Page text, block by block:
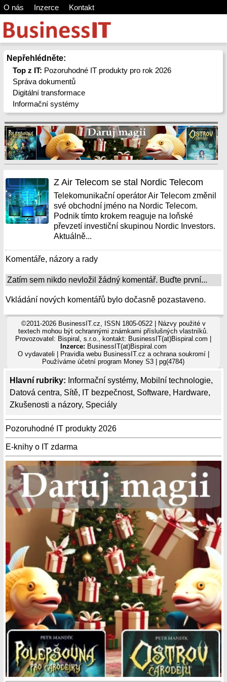
O nás Inzerce Kontakt
Nepřehlédněte:
Top z IT: Pozoruhodné IT produkty pro rok 2026
Správa dokumentů
Digitální transformace
Informační systémy
Hlavní rubriky: Informační systémy, Mobilní technologie,
Datová centra, Sítě, IT bezpečnost, Software, Hardware,
Zkušenosti a názory, Speciály
Pozoruhodné IT produkty 2026
E-knihy o IT zdarma
Z Air Telecom se stal Nordic Telecom
Telekomunikační operátor Air Telecom změnil
své obchodní jméno na Nordic Telecom.
Podnik tímto krokem reaguje na loňské
převzetí investiční skupinou Nordic Investors.
Aktuálně...
Komentáře, názory a rady
Zatím sem nikdo nevložil žádný komentář. Buďte první...
Vkládání nových komentářů bylo dočasně pozastaveno.
©2011-2026 BusinessIT.cz, ISSN 1805-0522 | Názvy použité v
textech mohou být ochrannými známkami příslušných vlastníků.
Provozovatel: Bispiral, s.r.o., kontakt: BusinessIT(at)Bispiral.com |
Inzerce: BusinessIT(at)Bispiral.com
O vydavateli
Pravidla webu BusinessIT.cz a ochrana soukromí|
Používámeúčetní program Money S3 | pg(4784)